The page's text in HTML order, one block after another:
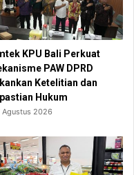
KPU Bali Perkuat
PAW DPRD
Ketelitian dan
Hukum
Agustus 2026